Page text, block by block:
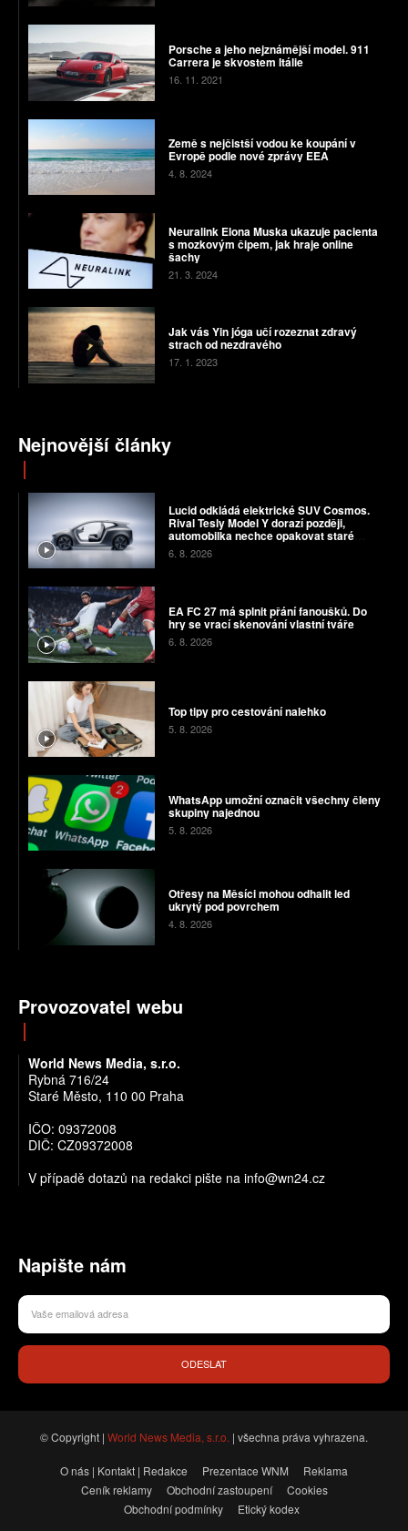
Porsche a jeho nejznámější model. 911
Carrera je skvostem Itálie
16. 11. 2021
Země s nejčistší vodou ke koupání v
Evropě podle nové zprávy EEA
4. 8. 2024
Neuralink Elona Muska ukazuje pacienta
s mozkovým čipem, jak hraje online
šachy
21. 3. 2024
Jak vás Yin jóga učí rozeznat zdravý
strach od nezdravého
17. 1. 2023
Nejnovější články
Lucid odkládá elektrické SUV Cosmos.
Rival Tesly Model Y dorazí později,
automobilka nechce opakovat staré
chyby
6. 8. 2026
EA FC 27 má splnit přání fanoušků. Do
hry se vrací skenování vlastní tváře
6. 8. 2026
Top tipy pro cestování nalehko
5. 8. 2026
WhatsApp umožní označit všechny členy
skupiny najednou
5. 8. 2026
Otřesy na Měsíci mohou odhalit led
ukrytý pod povrchem
4. 8. 2026
Provozovatel webu
World News Media, s.r.o.
Rybná 716/24
Staré Město, 110 00 Praha
IČO: 09372008
DIČ: CZ09372008
V případě dotazů na redakci pište na info@wn24.cz
Napište nám
ODESLAT
© Copyright | World News Media, s.r.o. | všechna práva vyhrazena.
O nás | Kontakt | Redakce Prezentace WNM
Reklama
Ceník reklamy
Obchodní zastoupení
Cookies
Obchodní podmínky
Etický kodex